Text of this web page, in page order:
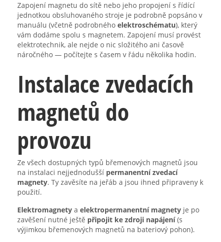
Zapojení magnetu do sítě nebo jeho propojení s řídící
jednotkou obsluhovaného stroje je podrobně popsáno v
manuálu (včetně podrobného elektroschématu), který
vám dodáme spolu s magnetem. Zapojení musí provést
elektrotechnik, ale nejde o nic složitého ani časově
náročného — počítejte s časem v řádu několika hodin.
Instalace zvedacích
magnetů do
provozu
Ze všech dostupných typů břemenových magnetů jsou
na instalaci nejjednodušší permanentní zvedací
magnety. Ty zavěsíte na jeřáb a jsou ihned připraveny k
použití.
Elektromagnety a elektropermanentní magnety je po
zavěšení nutné ještě připojit ke zdroji napájení(s
výjimkou břemenových magnetů na bateriový pohon).